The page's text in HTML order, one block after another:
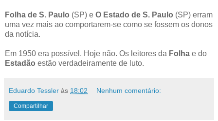
Folha de S. Paulo (SP) e O Estado de S. Paulo (SP) erram
uma vez mais ao comportarem-se como se fossem os donos
da notícia.
Em 1950 era possível. Hoje não. Os leitores da Folha e do
Estadão estão verdadeiramente de luto.
Eduardo Tessler às 18:02 Nenhum comentário:
Compartilhar